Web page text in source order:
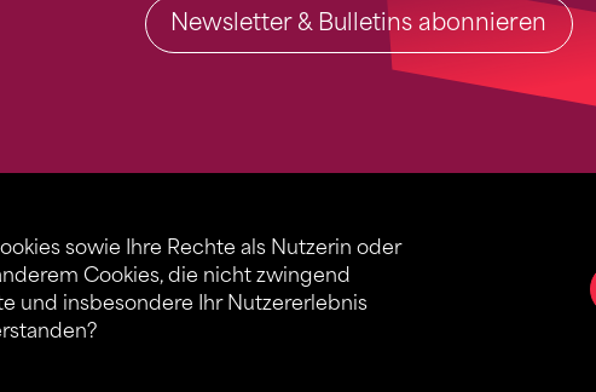
sowie Ihre Rechte als Nutzerin oder
Cookies, die nicht zwingend
und insbesondere Ihr Nutzererlebnis
Newsletter & Bulletins abonnieren